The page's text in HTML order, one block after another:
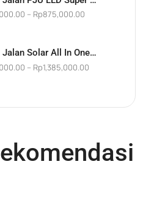
– Rp875,000.00
Lampu Jalan Solar All In One 100W 200W 300W 400W Street Light PJU Tenaga Surya Tenaga Matahari Panel Gabung Tahan Air Waterproof Outdoor Garansi Awet Hemat Listrik Tanpa Sensor Gerak IP65 IP66 IP67
– Rp1,385,000.00